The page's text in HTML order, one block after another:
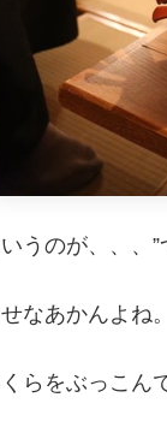
うのが、、、
なあかんよね。
らをぶっこん